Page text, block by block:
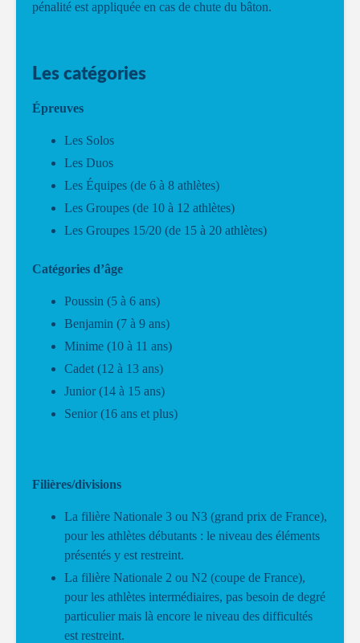
pénalité est appliquée en cas de chute du bâton.
Les catégories
Épreuves
Les Solos
Les Duos
Les Équipes (de 6 à 8 athlètes)
Les Groupes (de 10 à 12 athlètes)
Les Groupes 15/20 (de 15 à 20 athlètes)
Catégories d’âge
Poussin (5 à 6 ans)
Benjamin (7 à 9 ans)
Minime (10 à 11 ans)
Cadet (12 à 13 ans)
Junior (14 à 15 ans)
Senior (16 ans et plus)
Filières/divisions
La filière Nationale 3 ou N3 (grand prix de France),
pour les athlètes débutants : le niveau des éléments
présentés y est restreint.
La filière Nationale 2 ou N2 (coupe de France),
pour les athlètes intermédiaires, pas besoin de degré
particulier mais là encore le niveau des difficultés
est restreint.